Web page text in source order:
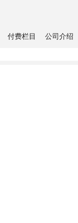
付费栏目 公司介绍